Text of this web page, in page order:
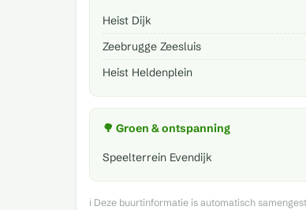
Heist Dijk
Zeebrugge Zeesluis
Heist Heldenplein
🌳 Groen & ontspanning
Speelterrein Evendijk
ℹ️ Deze buurtinformatie is automatisch